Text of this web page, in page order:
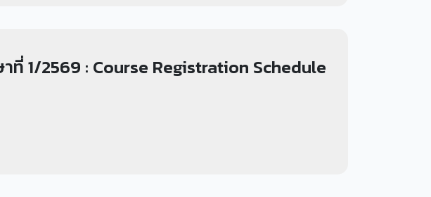
ที่ 1/2569 : Course Registration Schedule